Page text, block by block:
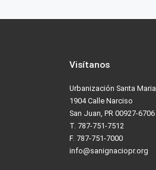
Visítanos
Urbanización Santa Maria
1904 Calle Narciso
San Juan, PR 00927-6706
T. 787-751-7512
F. 787-751-7000
info@sanignaciopr.org